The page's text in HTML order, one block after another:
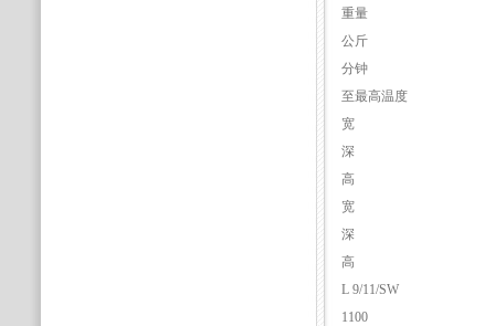
重量
公斤
分钟
至最高温度
宽
深
高
宽
深
高
L 9/11/SW
1100